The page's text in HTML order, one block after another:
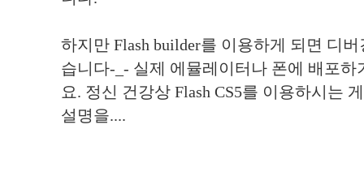
하지만 Flash builder를 이용하게 되면 디
습니다-_- 실제 에뮬레이터나 폰에 배포
요. 정신 건강상 Flash CS5를 이용하시는
설명을....